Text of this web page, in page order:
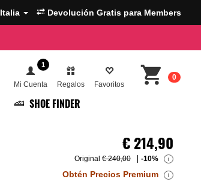
Italia Devolución Gratis para Members
1
Mi Cuenta Regalos Favoritos
0
SHOE FINDER
€214,90
Original€ 240,00 -10% i
Obtén Precios Premium i